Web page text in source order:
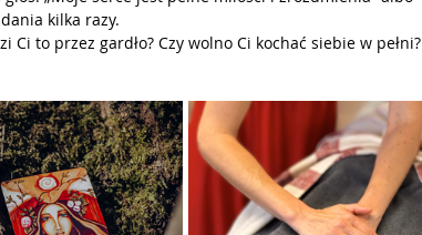
kilka razy.
Ci to przez gardło? Czy wolno Ci kochać siebie w pełni?